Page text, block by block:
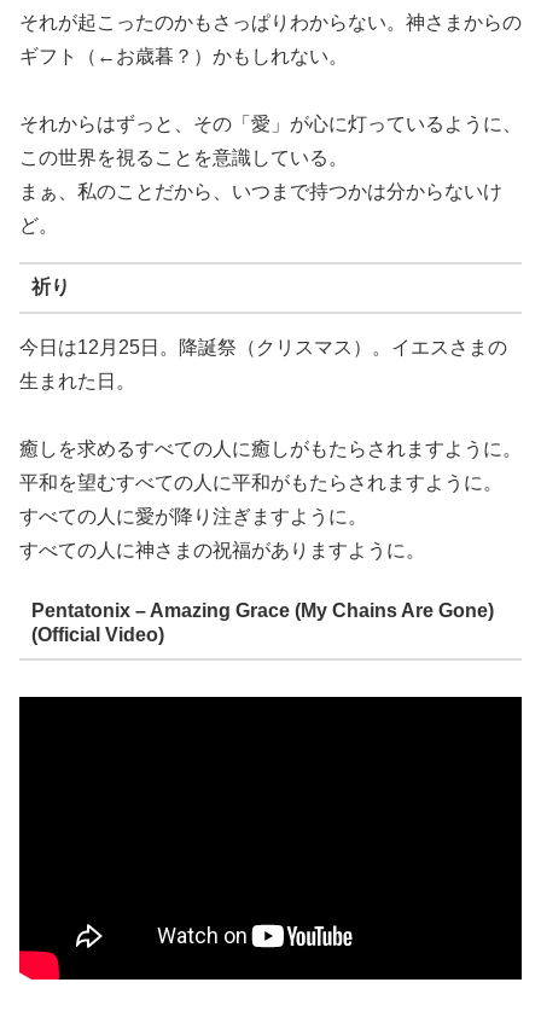
それが起こったのかもさっぱりわからない。神さまからの
ギフト（←お歳暮？）かもしれない。
それからはずっと、その「愛」が心に灯っているように、
この世界を視ることを意識している。
まぁ、私のことだから、いつまで持つかは分からないけ
ど。
祈り
今日は12月25日。降誕祭（クリスマス）。イエスさまの
生まれた日。
癒しを求めるすべての人に癒しがもたらされますように。
平和を望むすべての人に平和がもたらされますように。
すべての人に愛が降り注ぎますように。
すべての人に神さまの祝福がありますように。
Pentatonix – Amazing Grace (My Chains Are Gone)
(Official Video)